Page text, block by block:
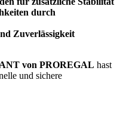
durch
Zuverlässigkeit
von PROREGAL hast
und sichere